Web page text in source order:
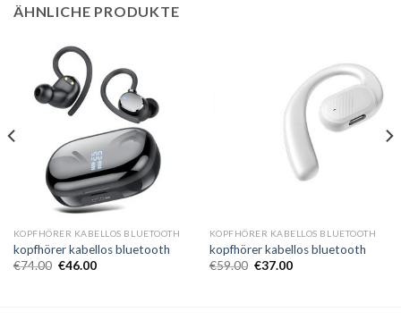
ÄHNLICHE PRODUKTE
KOPFHÖRER KABELLOS BLUETOOTH
kopfhörer kabellos bluetooth
€74.00 €46.00
KOPFHÖRER KABELLOS BLUETOOTH
kopfhörer kabellos bluetooth
€59.00 €37.00